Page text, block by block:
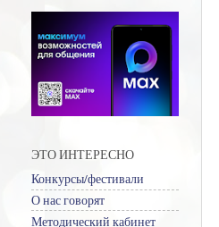
ЭТО ИНТЕРЕСНО
Конкурсы/фестивали
О нас говорят
Методический кабинет